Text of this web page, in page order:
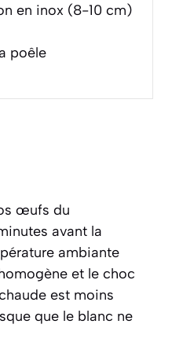
en inox (8-10 cm)
poêle
œufs du
avant la
ambiante
et le choc
est moins
que le blanc ne